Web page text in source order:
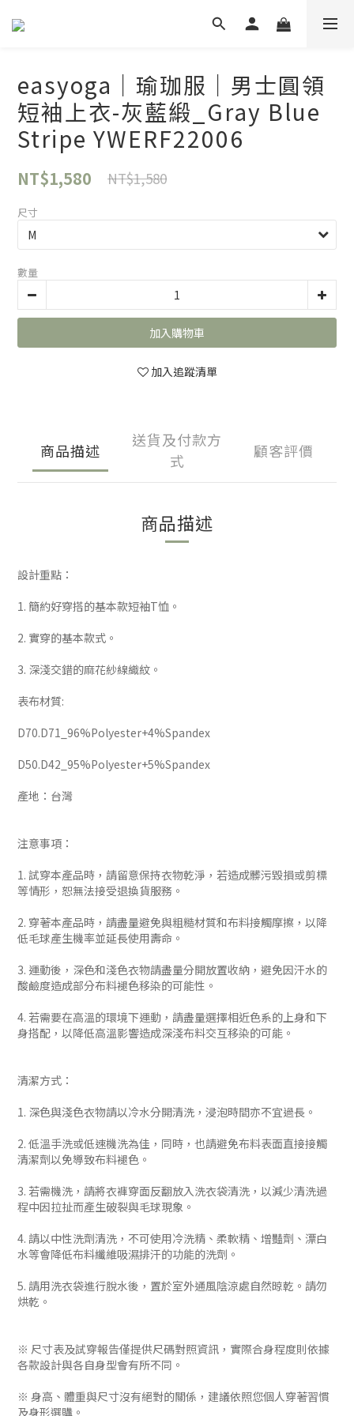
easyoga｜瑜珈服｜男士圓領
短袖上衣-灰藍緞_Gray Blue
Stripe YWERF22006
NT$1,580 NT$1,580
尺寸
數量
加入購物車
加入追蹤清單
商品描述
送貨及付款方
式
顧客評價
商品描述
設計重點：
1. 簡約好穿搭的基本款短袖T恤。
2. 實穿的基本款式。
3. 深淺交錯的麻花紗線織紋。
表布材質:
D70.D71_96%Polyester+4%Spandex
D50.D42_95%Polyester+5%Spandex
產地：台灣
注意事項：
1. 試穿本產品時，請留意保持衣物乾淨，若造成髒污毀損或剪標
等情形，恕無法接受退換貨服務。
2. 穿著本產品時，請盡量避免與粗糙材質和布料接觸摩擦，以降
低毛球產生機率並延長使用壽命。
3. 運動後，深色和淺色衣物請盡量分開放置收納，避免因汗水的
酸鹼度造成部分布料褪色移染的可能性。
4. 若需要在高溫的環境下運動，請盡量選擇相近色系的上身和下
身搭配，以降低高溫影響造成深淺布料交互移染的可能。
清潔方式：
1. 深色與淺色衣物請以冷水分開清洗，浸泡時間亦不宜過長。
2. 低溫手洗或低速機洗為佳，同時，也請避免布料表面直接接觸
清潔劑以免導致布料褪色。
3. 若需機洗，請將衣褲穿面反翻放入洗衣袋清洗，以減少清洗過
程中因拉扯而產生破裂與毛球現象。
4. 請以中性洗劑清洗，不可使用冷洗精、柔軟精、增豔劑、漂白
水等會降低布料纖維吸濕排汗的功能的洗劑。
5. 請用洗衣袋進行脫水後，置於室外通風陰涼處自然晾乾。請勿
烘乾。
※ 尺寸表及試穿報告僅提供尺碼對照資訊，實際合身程度則依據
各款設計與各自身型會有所不同。
※ 身高、體重與尺寸沒有絕對的關係，建議依照您個人穿著習慣
及身形選購。